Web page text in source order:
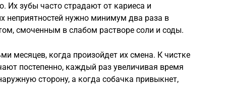
Их зубы часто страдают от кариеса и
неприятностей нужно минимум два раза в
смоченным в слабом растворе соли и соды.
месяцев, когда произойдет их смена. К чистке
постепенно, каждый раз увеличивая время
сторону, а когда собачка привыкнет,